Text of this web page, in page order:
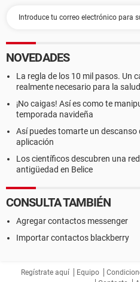
NOVEDADES
La regla de los 10 mil pasos. Un
realmente necesario para la salud
¡No caigas! Así es como te
temporada navideña
Así puedes tomarte un
aplicación
Los científicos descubren una
antigüedad en Belice
CONSULTA TAMBIÉN
Agregar contactos messenger
Importar contactos blackberry
Regístrate aquí Equipo